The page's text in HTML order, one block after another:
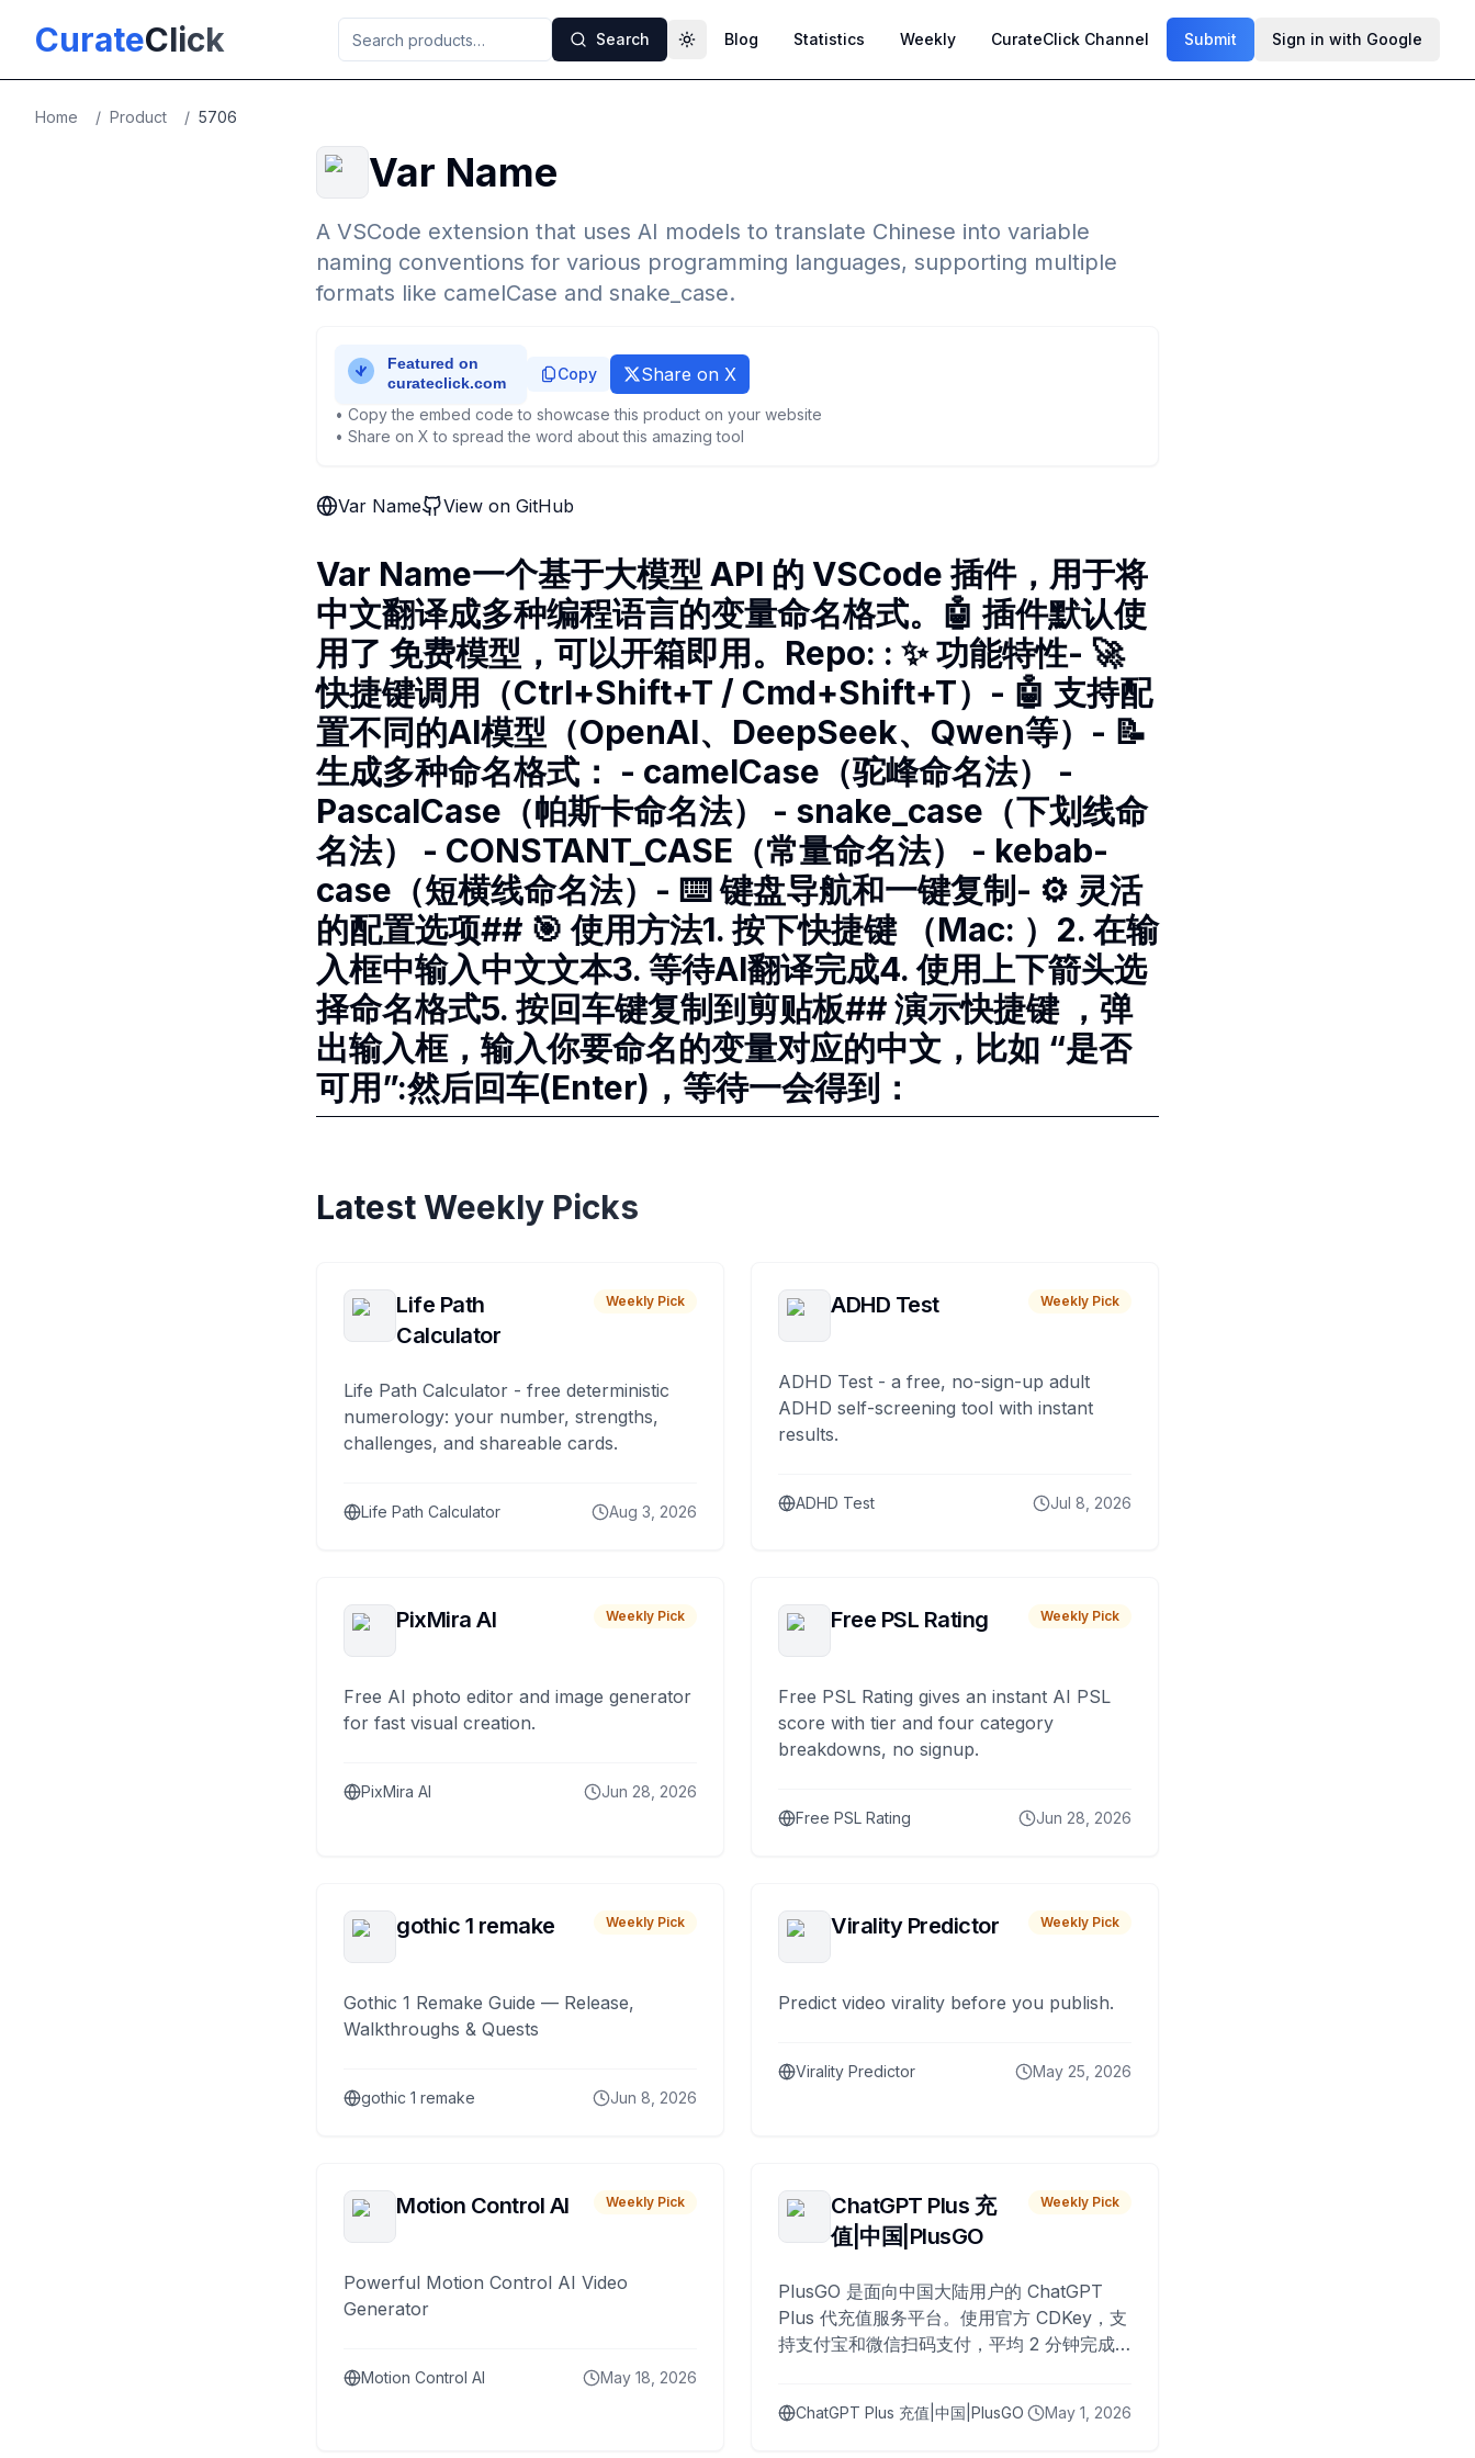
CurateClick Search Toggle theme
Blog Statistics Weekly CurateClick Channel Submit Sign in with Google
Home / Product / 5706
Var Name
A VSCode extension that uses AI models to translate Chinese into variable
naming conventions for various programming languages, supporting multiple
formats like camelCase and snake_case.
Copy Share on X
• Copy the embed code to showcase this product on your website
• Share on X to spread the word about this amazing tool
Var Name View on GitHub
Var Name一个基于大模型 API 的 VSCode 插件，用于将
中文翻译成多种编程语言的变量命名格式。🤖 插件默认使
用了 免费模型，可以开箱即用。Repo: : ✨ 功能特性- 🚀
快捷键调用（Ctrl+Shift+T / Cmd+Shift+T）- 🤖 支持配
置不同的AI模型（OpenAI、DeepSeek、Qwen等）- 📝
生成多种命名格式： - camelCase（驼峰命名法） -
PascalCase（帕斯卡命名法） - snake_case（下划线命
名法） - CONSTANT_CASE（常量命名法） - kebab-
case（短横线命名法）- ⌨️ 键盘导航和一键复制- ⚙️ 灵活
的配置选项## 🎯 使用方法1. 按下快捷键 （Mac: ）2. 在输
入框中输入中文文本3. 等待AI翻译完成4. 使用上下箭头选
择命名格式5. 按回车键复制到剪贴板## 演示快捷键 ，弹
出输入框，输入你要命名的变量对应的中文，比如 “是否
可用”:然后回车(Enter)，等待一会得到：
Latest Weekly Picks
Life Path
Calculator
Weekly Pick
Life Path Calculator - free deterministic
numerology: your number, strengths,
challenges, and shareable cards.
Life Path Calculator Aug 3, 2026
ADHD Test Weekly Pick
ADHD Test - a free, no-sign-up adult
ADHD self-screening tool with instant
results.
ADHD Test Jul 8, 2026
PixMira AI Weekly Pick
Free AI photo editor and image generator
for fast visual creation.
PixMira AI Jun 28, 2026
Free PSL Rating Weekly Pick
Free PSL Rating gives an instant AI PSL
score with tier and four category
breakdowns, no signup.
Free PSL Rating Jun 28, 2026
gothic 1 remake Weekly Pick
Gothic 1 Remake Guide — Release,
Walkthroughs & Quests
gothic 1 remake Jun 8, 2026
Virality Predictor Weekly Pick
Predict video virality before you publish.
Virality Predictor May 25, 2026
Motion Control AI Weekly Pick
Powerful Motion Control AI Video
Generator
Motion Control AI May 18, 2026
ChatGPT Plus 充
值|中国|PlusGO
Weekly Pick
PlusGO 是面向中国大陆用户的 ChatGPT
Plus 代充值服务平台。使用官方 CDKey，支
持支付宝和微信扫码支付，平均 2 分钟完成
ChatGPT Plus 充值|中国|PlusGO May 1, 2026